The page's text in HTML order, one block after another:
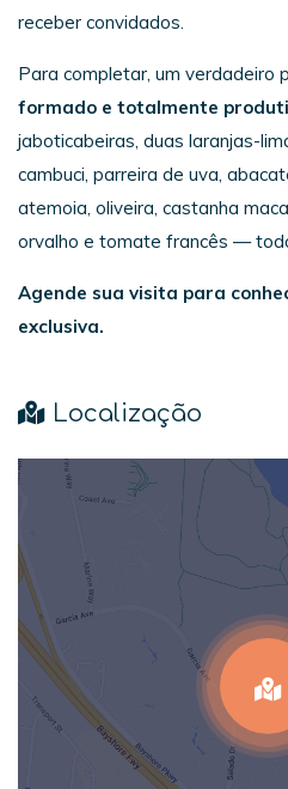
receber convidados.
Para completar, um verdadeiro
formado e totalmente
jaboticabeiras, duas laranjas-
cambuci, parreira de uva,
atemoia, oliveira, castanha
orvalho e tomate francês —
Agende sua visita para
exclusiva.
Localização